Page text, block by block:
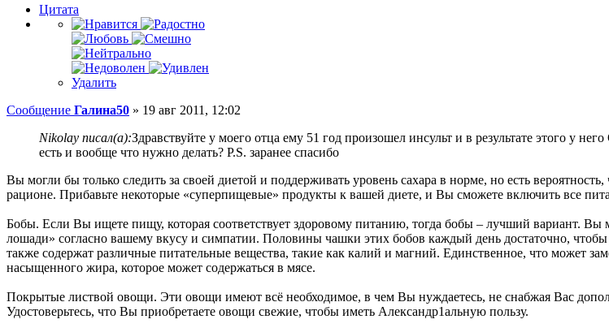
Цитата
Удалить
Сообщение Галина50 » 19 авг 2011, 12:02
Nikolay писал(а):Здравствуйте у моего отца ему 51 год произошел инсульт и в результате этого у
есть и вообще что нужно делать? P.S. заранее спасибо
Вы могли бы только следить за своей диетой и поддерживать уровень сахара в норме, но есть
рационе. Прибавьте некоторые «суперпищевые» продукты к вашей диете, и Вы сможете включить все
Бобы. Если Вы ищете пищу, которая соответствует здоровому питанию, тогда бобы – лучший вариант.
лошади» согласно вашему вкусу и симпатии. Половины чашки этих бобов каждый день достаточно,
также содержат различные питательные вещества, такие как калий и магний. Единственное, что может
насыщенного жира, которое может содержаться в мясе.
Покрытые листвой овощи. Эти овощи имеют всё необходимое, в чем Вы нуждаетесь, не снабжая Вас
Удостоверьтесь, что Вы приобретаете овощи свежие, чтобы иметь Александр1альную пользу.